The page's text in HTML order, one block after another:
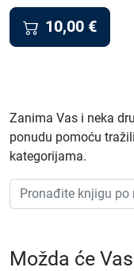
10,00 €
Zanima Vas i neka
ponudu pomoću
kategorijama.
Možda će